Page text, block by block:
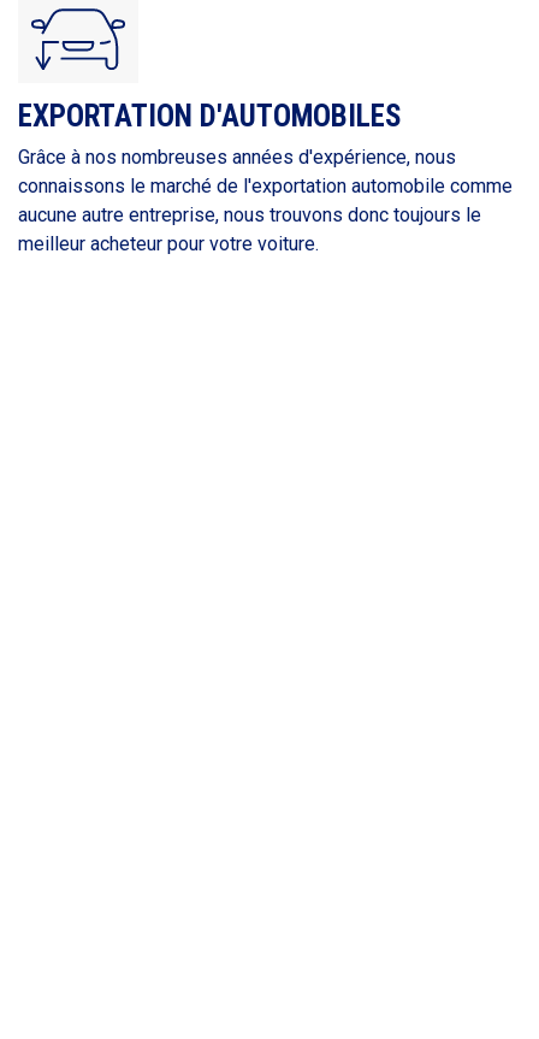
EXPORTATION D'AUTOMOBILES
Grâce à nos nombreuses années d'expérience, nous
connaissons le marché de l'exportation automobile comme
aucune autre entreprise, nous trouvons donc toujours le
meilleur acheteur pour votre voiture.